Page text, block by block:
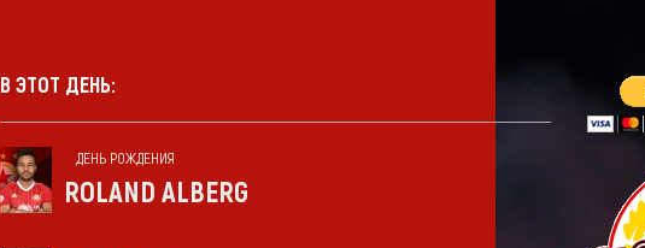
В ЭТОТ ДЕНЬ:
ДЕНЬ РОЖДЕНИЯ
ROLAND ALBERG